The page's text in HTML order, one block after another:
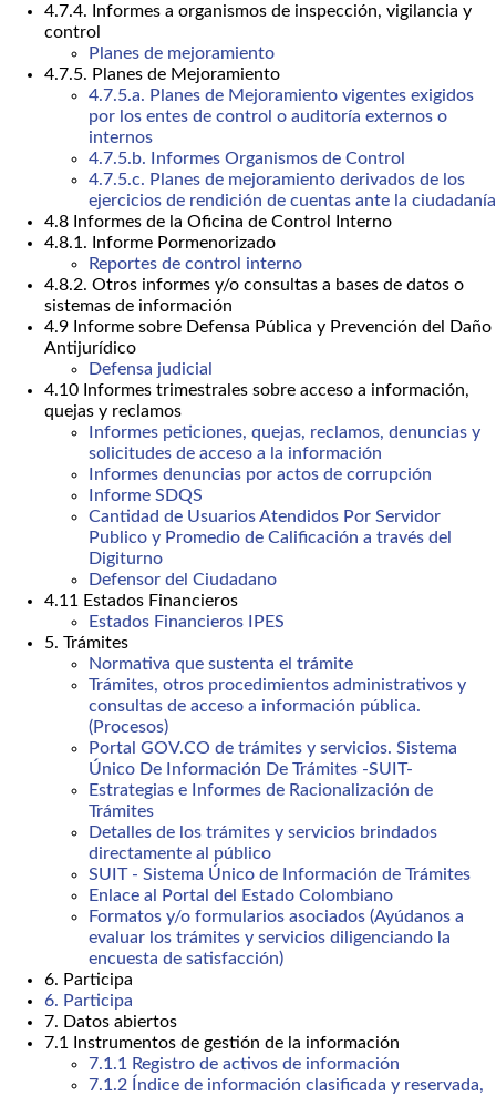
4.7.4. Informes a organismos de inspección, vigilancia y
control
Planes de mejoramiento
4.7.5. Planes de Mejoramiento
4.7.5.a. Planes de Mejoramiento vigentes exigidos
por los entes de control o auditoría externos o
internos
4.7.5.b. Informes Organismos de Control
4.7.5.c. Planes de mejoramiento derivados de los
ejercicios de rendición de cuentas ante la ciudadanía
4.8 Informes de la Oficina de Control Interno
4.8.1. Informe Pormenorizado
Reportes de control interno
4.8.2. Otros informes y/o consultas a bases de datos o
sistemas de información
4.9 Informe sobre Defensa Pública y Prevención del Daño
Antijurídico
Defensa judicial
4.10 Informes trimestrales sobre acceso a información,
quejas y reclamos
Informes peticiones, quejas, reclamos, denuncias y
solicitudes de acceso a la información
Informes denuncias por actos de corrupción
Informe SDQS
Cantidad de Usuarios Atendidos Por Servidor
Publico y Promedio de Calificación a través del
Digiturno
Defensor del Ciudadano
4.11 Estados Financieros
Estados Financieros IPES
5. Trámites
Normativa que sustenta el trámite
Trámites, otros procedimientos administrativos y
consultas de acceso a información pública.
(Procesos)
Portal GOV.CO de trámites y servicios. Sistema
Único De Información De Trámites -SUIT-
Estrategias e Informes de Racionalización de
Trámites
Detalles de los trámites y servicios brindados
directamente al público
SUIT - Sistema Único de Información de Trámites
Enlace al Portal del Estado Colombiano
Formatos y/o formularios asociados (Ayúdanos a
evaluar los trámites y servicios diligenciando la
encuesta de satisfacción)
6. Participa
6. Participa
7. Datos abiertos
7.1 Instrumentos de gestión de la información
7.1.1 Registro de activos de información
7.1.2 Índice de información clasificada y reservada,